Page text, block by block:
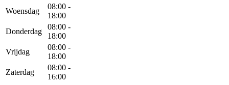
Woensdag
08:00 -
18:00
Donderdag
08:00 -
18:00
Vrijdag
08:00 -
18:00
Zaterdag
08:00 -
16:00